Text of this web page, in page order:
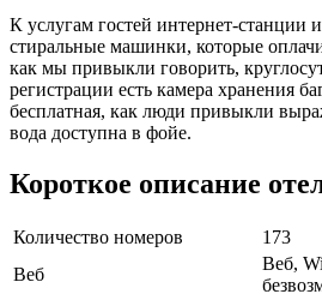
К услугам гостей интернет-станции
стиральные машинки, которые
как мы привыкли говорить,
регистрации есть камера хранения
бесплатная, как люди привыкли
вода доступна в фойе.
Короткое описание
Количество номеров
173
Веб
Веб,